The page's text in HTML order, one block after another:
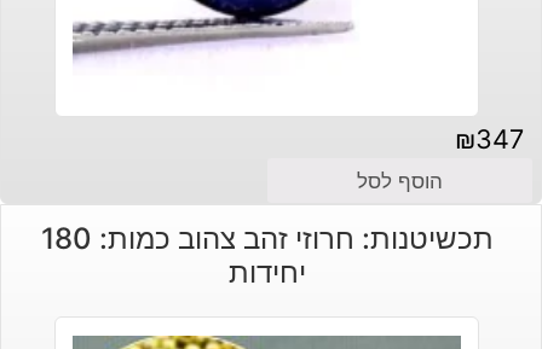
₪347
הוסף לסל
תכשיטנות: חרוזי זהב צהוב כמות: 180
יחידות